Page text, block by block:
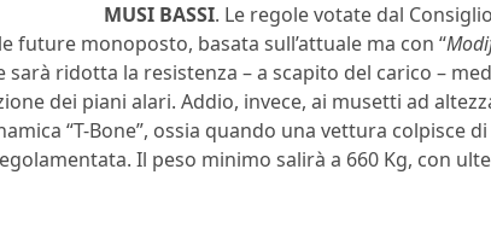
MUSI BASSI. Le regole votate dal
future monoposto, basata sull’attuale ma con “
sarà ridotta la resistenza – a scapito del carico –
dei piani alari. Addio, invece, ai musetti ad
“T-Bone”, ossia quando una vettura colpisce
Il peso minimo salirà a 660 Kg, con